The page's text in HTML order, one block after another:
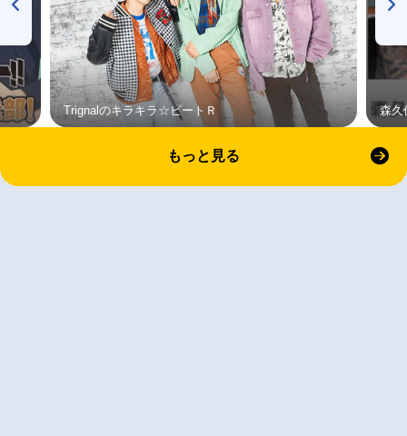
Trignalのキラキラ☆ビートＲ 森久
もっと見る